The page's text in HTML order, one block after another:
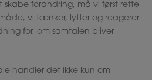
skabe forandring, må vi først rette
vi tænker, lytter og reagerer
for, om samtalen bliver
handler det ikke kun om